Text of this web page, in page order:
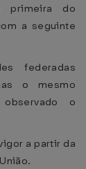
primeira do
a seguinte
federadas
o mesmo
o
a partir da